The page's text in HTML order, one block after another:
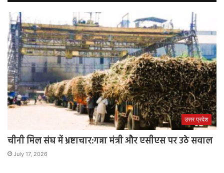
उत्तर प्रदेश
चीनी मिल संघ में भ्रष्टाचार:गन्ना मंत्री और एसीएस पर उठे सवाल
July 17, 2026